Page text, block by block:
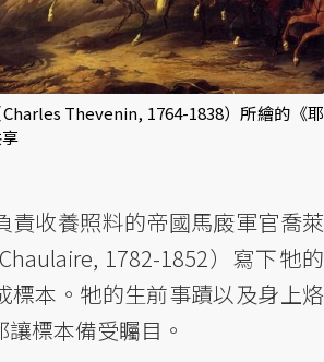
Thevenin, 1764-1838）所繪的《耶
責收養照料的帝國馬廄軍官喬萊
1782-1852）寫下牠的
標本。牠的生前事蹟以及身上烙
標本備受矚目。